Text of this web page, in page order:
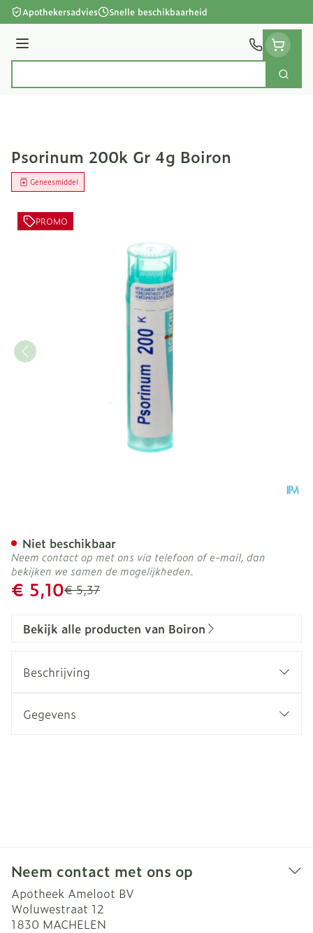
Ga naar de inhoud
Apothekersadvies Snelle beschikbaarheid
Menu
Zoek
Psorinum 200k Gr 4g Boiron
Geneesmiddel
PROMO
Adviesprijs
€ 5,37
Promotie prijs
€ 5,10
Niet beschikbaar
Neem contact op met ons via telefoon of e-mail, dan
bekijken we samen de mogelijkheden.
Bekijk alle producten van Boiron
Beschrijving
Gegevens
Neem contact met ons op
Apotheek Ameloot BV
Woluwestraat 12
1830 MACHELEN